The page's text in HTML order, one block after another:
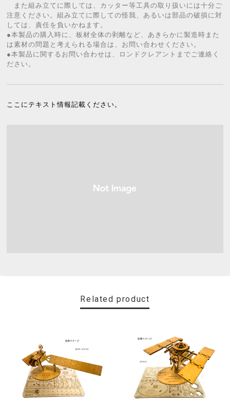
また組み立てに際しては、カッター等工具の取り扱いには十分ご
注意ください。組み立てに際しての怪我、あるいは部品の破損に対
しては、責任を負いかねます。
●本製品の購入時に、板材全体の剥離など、あきらかに製造時また
は素材の問題と考えられる場合は、お問い合わせください。
●本製品に関するお問い合わせは、ロンドクレアントまでご連絡く
ださい。
ここにテキスト情報記載ください。
Related product